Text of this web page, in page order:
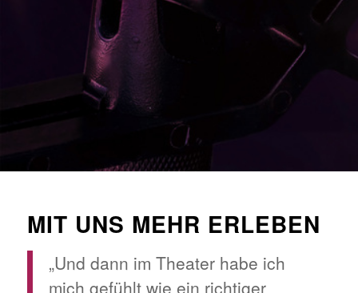
MIT UNS MEHR ERLEBEN
„Und dann im Theater habe ich
mich gefühlt wie ein richtiger